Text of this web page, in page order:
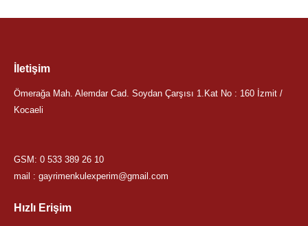
İletişim
Ömerağa Mah. Alemdar Cad. Soydan Çarşısı 1.Kat No : 160 İzmit /
Kocaeli
GSM: 0 533 389 26 10
mail : gayrimenkulexperim@gmail.com
Hızlı Erişim